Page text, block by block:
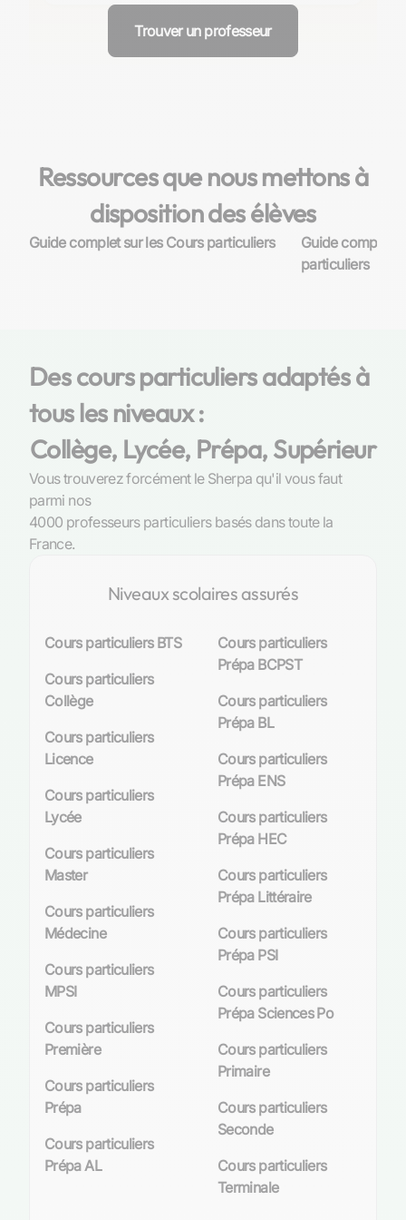
études supérieures et les classes préparatoires​​.
envoyez un message avec vos besoins, le lieu des
cours, et d'autres informations pertinentes. Une fois
Trouver un professeur
Ressources que nous mettons à
disposition des élèves
Guide complet sur les Cours particuliers
Guide complet
particuliers
Des cours particuliers adaptés à
tous les niveaux :
Collège, Lycée, Prépa, Supérieur
Vous trouverez forcément le Sherpa qu'il vous faut
parmi nos
4000 professeurs particuliers basés dans toute la
France.
Niveaux scolaires assurés
Cours particuliers BTS
Cours particuliers
Collège
Cours particuliers
Licence
Cours particuliers
Lycée
Cours particuliers
Master
Cours particuliers
Médecine
Cours particuliers
MPSI
Cours particuliers
Première
Cours particuliers
Prépa
Cours particuliers
Prépa AL
Cours particuliers
Prépa BCPST
Cours particuliers
Prépa BL
Cours particuliers
Prépa ENS
Cours particuliers
Prépa HEC
Cours particuliers
Prépa Littéraire
Cours particuliers
Prépa PSI
Cours particuliers
Prépa Sciences Po
Cours particuliers
Primaire
Cours particuliers
Seconde
Cours particuliers
Terminale